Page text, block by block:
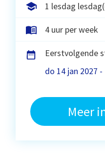
1 lesdag
4 uur per week
Eerstvolgende
do 14 jan 2027
Meer